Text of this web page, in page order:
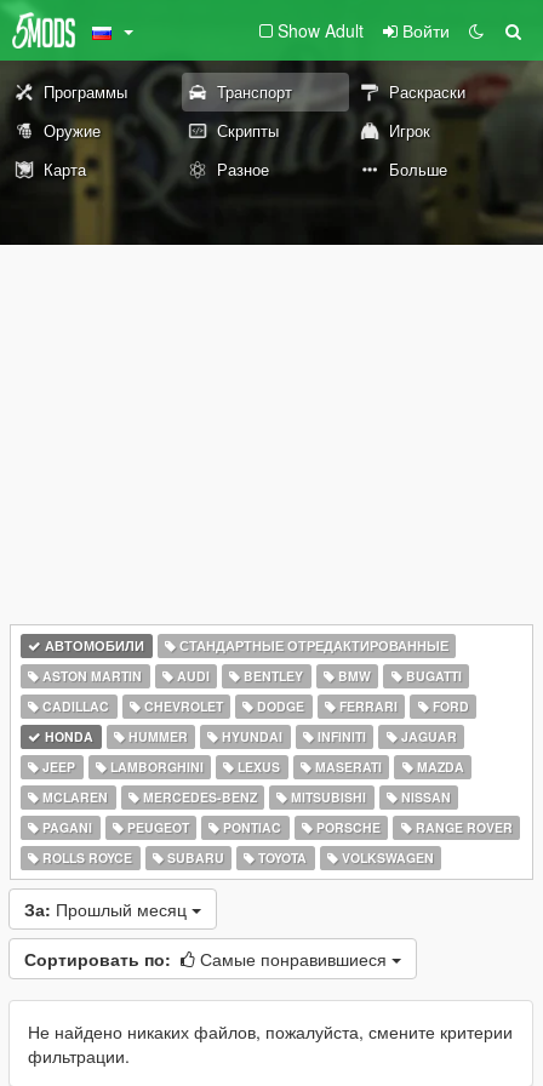
Show Adult Войти
Программы Транспорт
Раскраски
Оружие
Скрипты
Игрок
Карта
Разное Больше
АВТОМОБИЛИ
СТАНДАРТНЫЕ ОТРЕДАКТИРОВАННЫЕ
ASTON MARTIN
AUDI BENTLEY BMW
BUGATTI
CADILLAC
CHEVROLET DODGE FERRARI
FORD
HONDA
HUMMER HYUNDAI INFINITI
JAGUAR
JEEP
LAMBORGHINI LEXUS MASERATI
MAZDA
MCLAREN
MERCEDES-BENZ MITSUBISHI
NISSAN
PAGANI
PEUGEOT PONTIAC PORSCHE
RANGE ROVER
ROLLS ROYCE
SUBARU TOYOTA VOLKSWAGEN
За: Прошлый месяц
Сортировать по: Самые понравившиеся
Не найдено никаких файлов, пожалуйста, смените критерии
фильтрации.